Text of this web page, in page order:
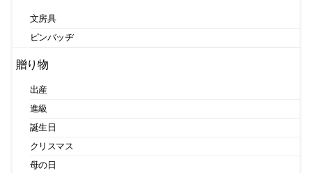
文房具
ピンバッヂ
贈り物
出産
進級
誕生日
クリスマス
母の日